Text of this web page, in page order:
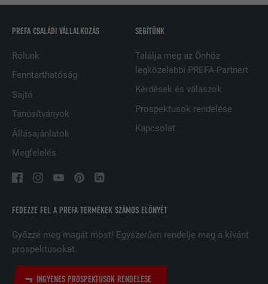
FEDEZZE FEL A PREFA TERMÉKEK SZÁMOS ELŐNYÉT
Győzze meg magát most! Egyszerűen rendelje meg a kívánt
prospektusokat.
INGYENES PROSPEKTUSOK RENDELÉSE
PREFA CSALÁDI VÁLLALKOZÁS
Rólunk
Fenntarthatóság
Sajtó
Tanúsítványok
Állásajánlatok
Megfelelés
SEGÍTÜNK
Találja meg az Önhöz
legközelebbi PREFA-Partnert
Kérdések és válaszok
Prospektusok rendelése
Kapcsolat
SZOLGÁLTATÓ Facebook
FOLYAMAT
reklámtermékek, például a harmadik fél
hirdetők valós idejű ajánlatainak
FOLYAMAT 1 év